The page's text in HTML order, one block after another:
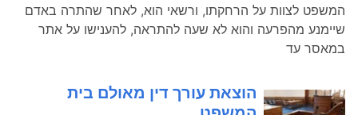
המשפט לצוות על הרחקתו, ורשאי הוא, לאחר שהתרה באדם
שיימנע מהפרעה והוא לא שעה להתראה, להענישו על אתר
במאסר עד
הוצאת עורך דין מאולם בית